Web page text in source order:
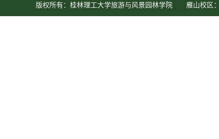
版权所有：桂林理工大学旅游与风景园林学院 雁山校区